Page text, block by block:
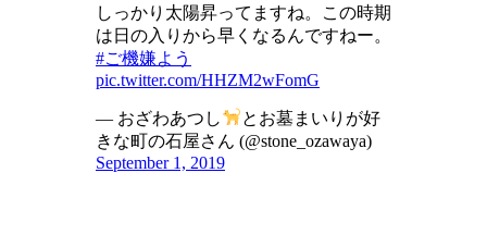
しっかり太陽昇ってますね。この時期
は日の入りから早くなるんですねー。
#ご機嫌よう
pic.twitter.com/HHZM2wFomG
— おざわあつし
とお墓まいりが好
きな町の石屋さん (@stone_ozawaya)
September 1, 2019